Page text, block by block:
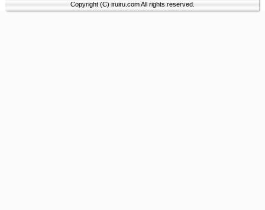
Copyright (C) iruiru.com All rights reserved.